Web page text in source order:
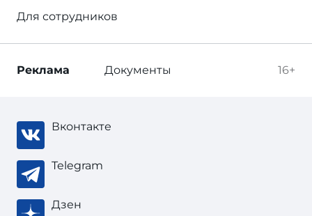
Для сотрудников
16+
Реклама Документы
Вконтакте
Telegram
Дзен